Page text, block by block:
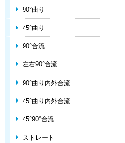
90°曲り
45°曲り
90°合流
左右90°合流
90°曲り内外合流
45°曲り内外合流
45°90°合流
ストレート